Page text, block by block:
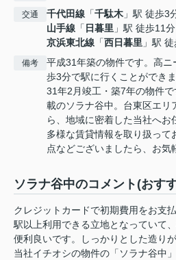
交通 千代田線 「千駄木 」駅 徒歩3
山手線 「 日暮里 」駅 徒歩11分
京浜東北線 「西日暮里 」駅
備考
平成31年築の物件です。高
歩3分で駅に行くことができ
31年2月竣工・築7年の物件
載のソラナ谷中。台東区エリ
ら、地域に密着した当社へ
多様な賃貸情報を取り扱って
点などございましたら、お気
ソラナ谷中のコメント(おす
クレジットカードで初期費用をお支
駅以上利用できる立地となっていて
便利良いです。しっかりとした造り
当社イチオシの物件の「ソラナ谷中